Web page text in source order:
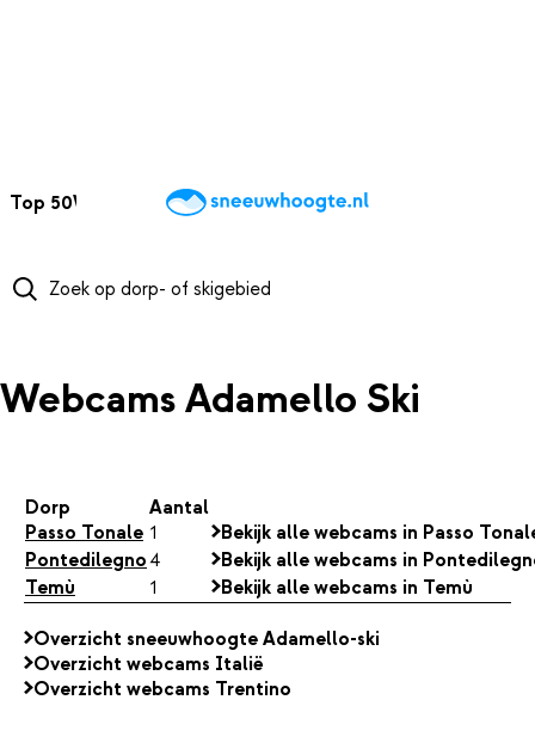
Top 50Webcams WintersportweerKaarten
Webcams Adamello Ski
Dorp
Aantal
Passo Tonale 1
Bekijk alle webcams in Passo
Pontedilegno 4
Bekijk alle webcams in
Temù
1 Bekijk alle webcams in Temù
Overzicht sneeuwhoogte Adamello-ski
Overzicht webcams Italië
Overzicht webcams Trentino